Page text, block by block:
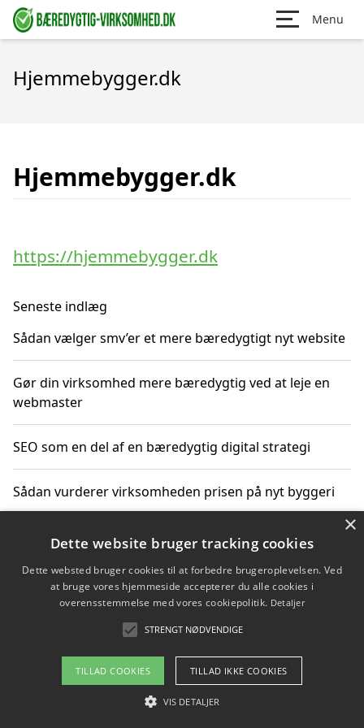
Menu
Hjemmebygger.dk
Hjemmebygger.dk
https://hjemmebygger.dk
Seneste indlæg
Sådan vælger smv’er et mere bæredygtigt nyt website
Gør din virksomhed mere bæredygtig ved at leje en
webmaster
SEO som en del af en bæredygtig digital strategi
Sådan vurderer virksomheden prisen på nyt byggeri
Sådan får du hjælp til en hjemmeside uden binding
Copyright 2026 - Pilanto Aps
Om / kontakt
Blog Betingelser
×
Dette website bruger tracking cookies
Dette websted bruger cookies til at forbedre brugeroplevelsen. Ved
at bruge vores hjemmeside accepterer du alle cookies i
overensstemmelse med vores cookiepolitik. Detaljer
STRENGT NØDVENDIGE
TILLAD COOKIES TILLAD IKKE COOKIES
VIS DETALJER